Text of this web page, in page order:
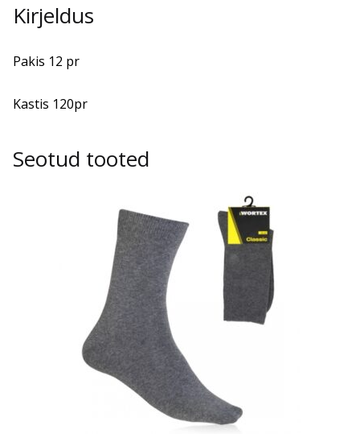
Kirjeldus
Pakis 12 pr
Kastis 120pr
Seotud tooted